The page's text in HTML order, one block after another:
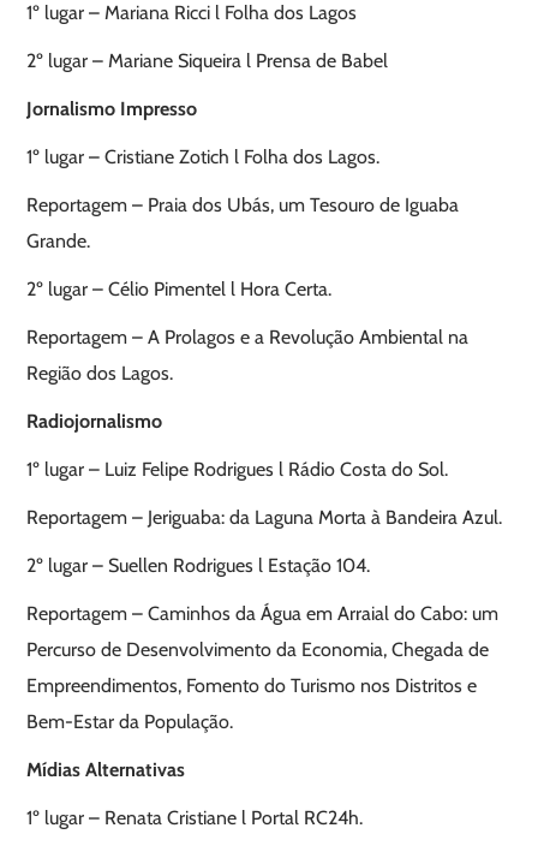
1º lugar – Mariana Ricci l Folha dos Lagos
2º lugar – Mariane Siqueira l Prensa de Babel
Jornalismo Impresso
1º lugar – Cristiane Zotich l Folha dos Lagos.
Reportagem – Praia dos Ubás, um Tesouro de Iguaba
Grande.
2º lugar – Célio Pimentel l Hora Certa.
Reportagem – A Prolagos e a Revolução Ambiental na
Região dos Lagos.
Radiojornalismo
1º lugar – Luiz Felipe Rodrigues l Rádio Costa do Sol.
Reportagem – Jeriguaba: da Laguna Morta à Bandeira Azul.
2º lugar – Suellen Rodrigues l Estação 104.
Reportagem – Caminhos da Água em Arraial do Cabo: um
Percurso de Desenvolvimento da Economia, Chegada de
Empreendimentos, Fomento do Turismo nos Distritos e
Bem-Estar da População.
Mídias Alternativas
1º lugar – Renata Cristiane l Portal RC24h.